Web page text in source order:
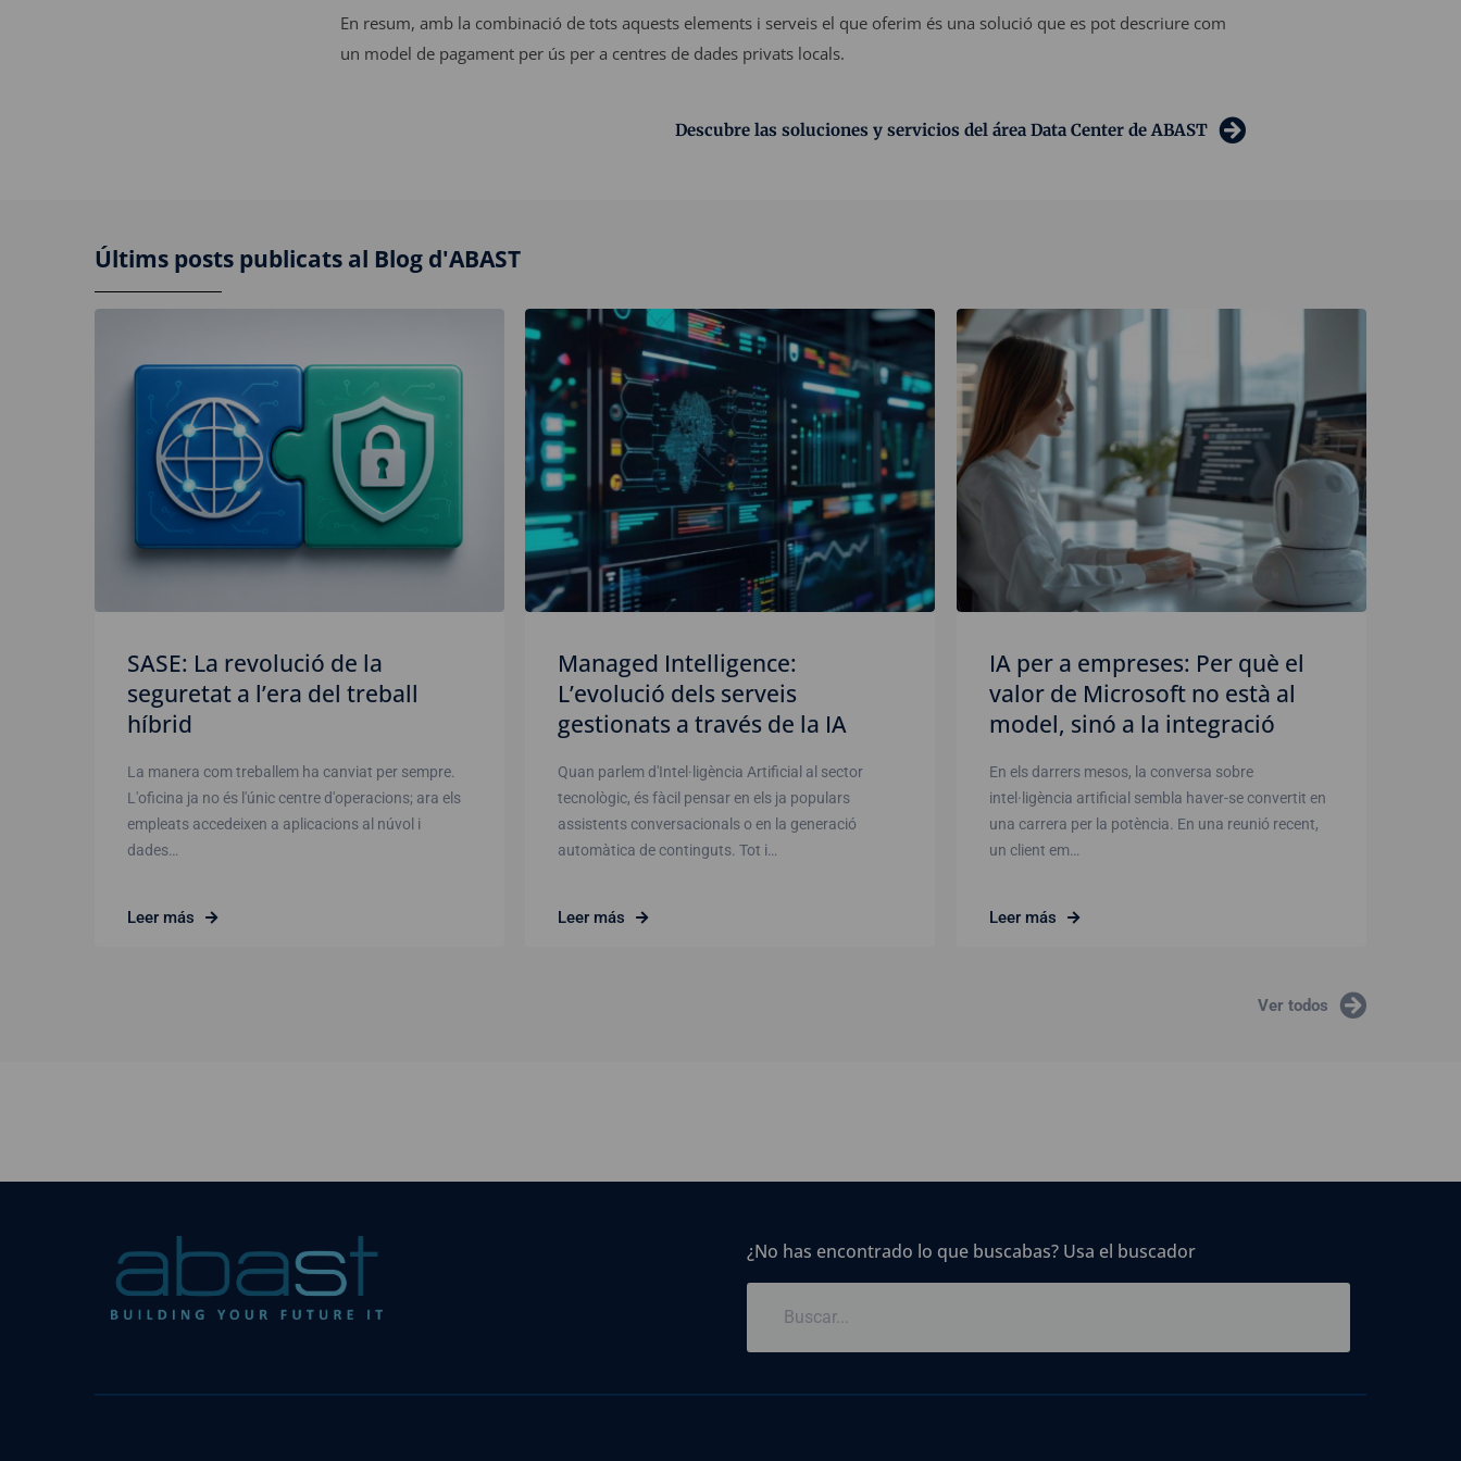
En resum, amb la combinació de tots aquests elements i serveis el que oferim és una solució que es pot descriure com
un model de pagament per ús per a centres de dades privats locals.
Descubre las soluciones y servicios del área Data Center de ABAST
Últims posts publicats al Blog d'ABAST
SASE: La revolució de la
seguretat a l’era del treball
híbrid
La manera com treballem ha canviat per sempre.
L'oficina ja no és l'únic centre d'operacions; ara els
empleats accedeixen a aplicacions al núvol i
dades…
Leer más
Managed Intelligence:
L’evolució dels serveis
gestionats a través de la IA
Quan parlem d'Intel·ligència Artificial al sector
tecnològic, és fàcil pensar en els ja populars
assistents conversacionals o en la generació
automàtica de continguts. Tot i…
Leer más
IA per a empreses: Per què el
valor de Microsoft no està al
model, sinó a la integració
En els darrers mesos, la conversa sobre
intel·ligència artificial sembla haver-se convertit en
una carrera per la potència. En una reunió recent,
un client em…
Leer más
Ver todos
¿No has encontrado lo que buscabas? Usa el buscador